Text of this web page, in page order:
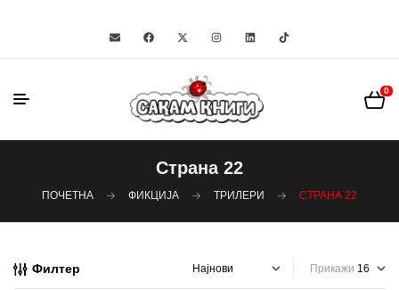
0
Страна 22
ПОЧЕТНА ФИКЦИЈА ТРИЛЕРИ СТРАНА 22
Филтер Прикажи